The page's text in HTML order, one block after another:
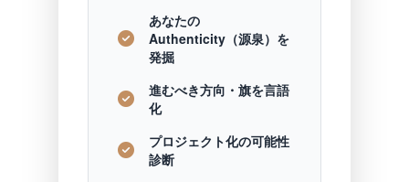
あなたの
Authenticity（源泉）を
発掘
進むべき方向・旗を言語
化
プロジェクト化の可能性
診断